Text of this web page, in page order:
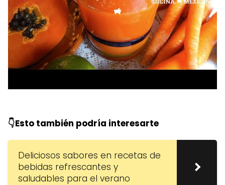
👇Esto también podría interesarte
Deliciosos sabores en recetas de
bebidas refrescantes y
saludables para el verano